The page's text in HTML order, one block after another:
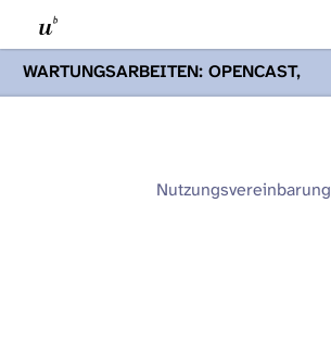
WARTUNGSARBEITEN: OPENCAST,
PODCASTS & TOBIRA
Mi 19. August
Opencast-Videos und Tobira nicht zur
Nutzungsvereinbarung